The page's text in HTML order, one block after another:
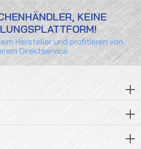
KEINE
Hersteller und profitieren von
Direktservice